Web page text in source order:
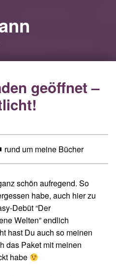
geöffnet –
rund um meine Bücher
schön aufregend. So
habe, auch hier zu
Debüt “Der
Welten” endlich
hast Du auch so meinen
das Paket mit meinen
habe